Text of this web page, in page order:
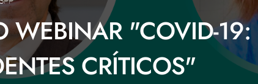
tornar-se sócio
de ouro SPP
Doenças do Interstício Pulmonar
Doenças Ocupacionais e do Ambiente
Fisiopatologia Respiratória e DPOC
WEBINAR "COVID-
CRÍTICOS"